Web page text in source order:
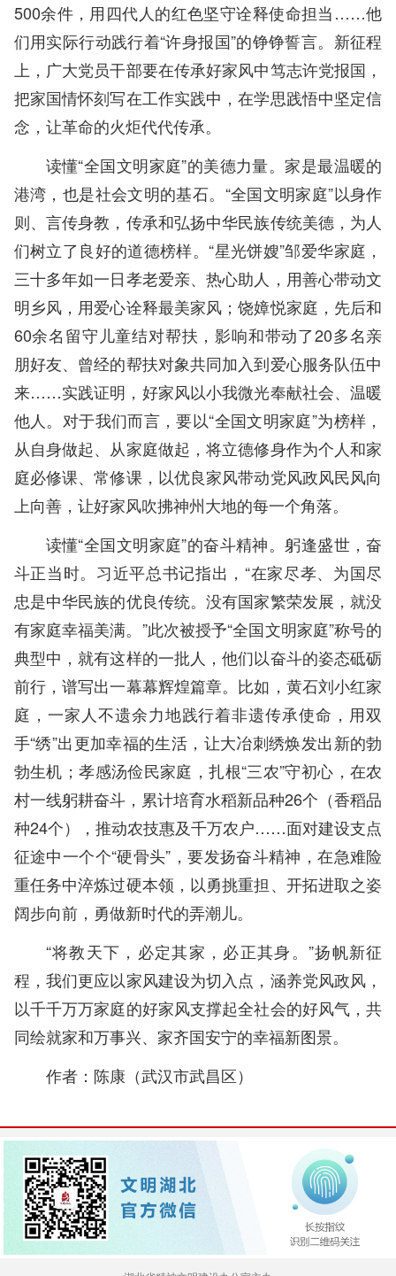
500余件，用四代人的红色坚守诠释使命担当……他
们用实际行动践行着“许身报国”的铮铮誓言。新征程
上，广大党员干部要在传承好家风中笃志许党报国，
把家国情怀刻写在工作实践中，在学思践悟中坚定信
念，让革命的火炬代代传承。
读懂“全国文明家庭”的美德力量。家是最温暖的
港湾，也是社会文明的基石。“全国文明家庭”以身作
则、言传身教，传承和弘扬中华民族传统美德，为人
们树立了良好的道德榜样。“星光饼嫂”邹爱华家庭，
三十多年如一日孝老爱亲、热心助人，用善心带动文
明乡风，用爱心诠释最美家风；饶嫜悦家庭，先后和
60余名留守儿童结对帮扶，影响和带动了20多名亲
朋好友、曾经的帮扶对象共同加入到爱心服务队伍中
来……实践证明，好家风以小我微光奉献社会、温暖
他人。对于我们而言，要以“全国文明家庭”为榜样，
从自身做起、从家庭做起，将立德修身作为个人和家
庭必修课、常修课，以优良家风带动党风政风民风向
上向善，让好家风吹拂神州大地的每一个角落。
读懂“全国文明家庭”的奋斗精神。躬逢盛世，奋
斗正当时。习近平总书记指出，“在家尽孝、为国尽
忠是中华民族的优良传统。没有国家繁荣发展，就没
有家庭幸福美满。”此次被授予“全国文明家庭”称号的
典型中，就有这样的一批人，他们以奋斗的姿态砥砺
前行，谱写出一幕幕辉煌篇章。比如，黄石刘小红家
庭，一家人不遗余力地践行着非遗传承使命，用双
手“绣”出更加幸福的生活，让大冶刺绣焕发出新的勃
勃生机；孝感汤俭民家庭，扎根“三农”守初心，在农
村一线躬耕奋斗，累计培育水稻新品种26个（香稻品
种24个），推动农技惠及千万农户……面对建设支点
征途中一个个“硬骨头”，要发扬奋斗精神，在急难险
重任务中淬炼过硬本领，以勇挑重担、开拓进取之姿
阔步向前，勇做新时代的弄潮儿。
“将教天下，必定其家，必正其身。”扬帆新征
程，我们更应以家风建设为切入点，涵养党风政风，
以千千万万家庭的好家风支撑起全社会的好风气，共
同绘就家和万事兴、家齐国安宁的幸福新图景。
作者：陈康（武汉市武昌区）